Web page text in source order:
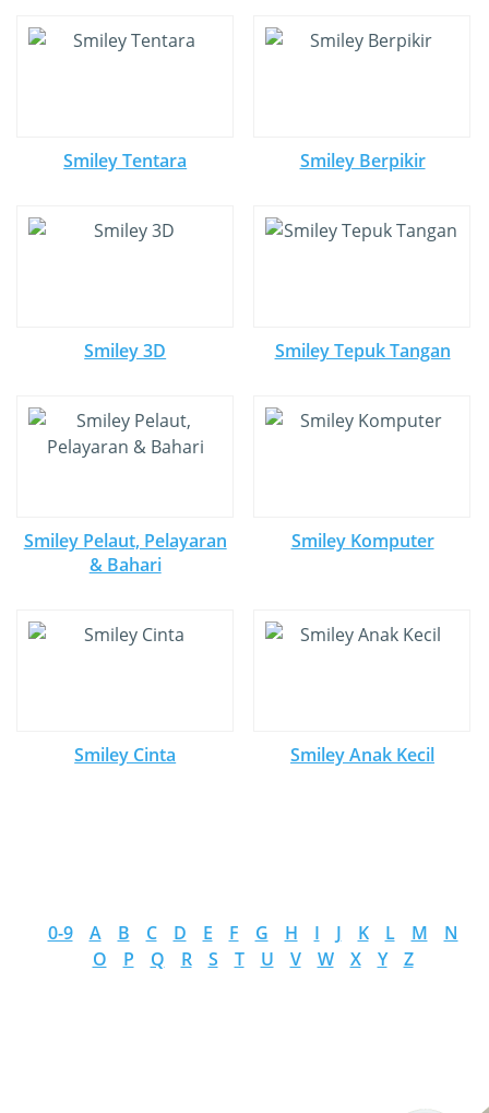
Smiley Tentara Smiley Berpikir
Smiley 3D Smiley Tepuk Tangan
Smiley Pelaut, Pelayaran
& Bahari
Smiley Komputer
Smiley Cinta Smiley Anak Kecil
0-9 A B C D E F G H I J K L M
N
O
P Q R S T U V W X Y Z